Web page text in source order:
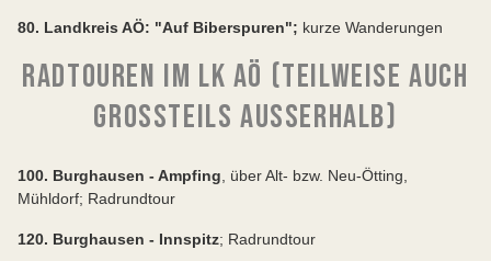
80. Landkreis AÖ: "Auf Biberspuren"; kurze Wanderungen
RADTOUREN IM LK AÖ (TEILWEISE AUCH
GROSSTEILS AUSSERHALB)
100. Burghausen - Ampfing , über Alt- bzw. Neu-Ötting,
Mühldorf; Radrundtour
120. Burghausen - Innspitz; Radrundtour